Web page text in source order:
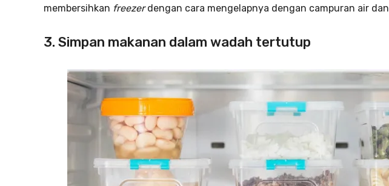
membersihkan freezerdengan cara mengelapnya dengan campuran air dan
3. Simpan makanan dalam wadah tertutup